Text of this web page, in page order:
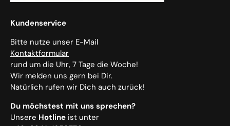
Kundenservice
Bitte nutze unser E-Mail
Kontaktformular
rund um die Uhr, 7 Tage die Woche!
Wir melden uns gern bei Dir.
Natürlich rufen wir Dich auch zurück!
Du möchstest mit uns sprechen?
Unsere Hotline ist unter